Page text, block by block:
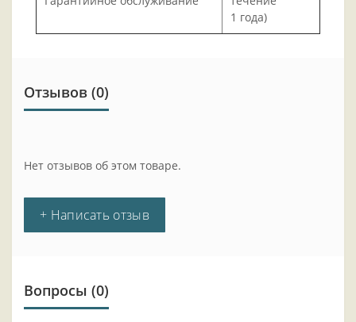
1 года)
Отзывов (0)
Нет отзывов об этом товаре.
+ Написать отзыв
Вопросы (0)